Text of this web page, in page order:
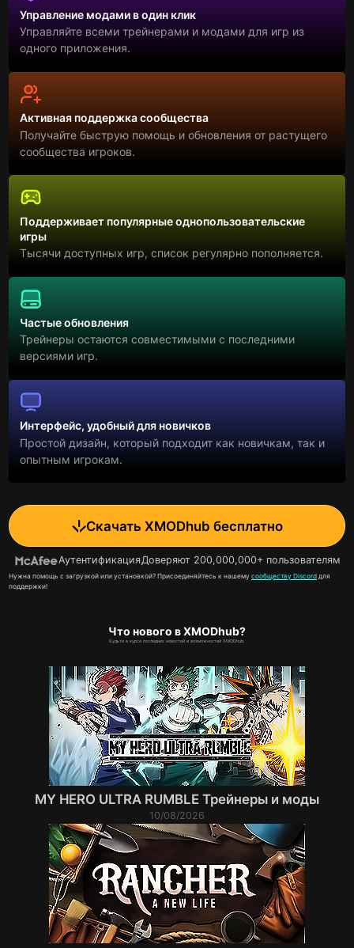
Управление модами в один клик
Управляйте всеми трейнерами и модами для игр из
одного приложения.
Активная поддержка сообщества
Получайте быструю помощь и обновления от растущего
сообщества игроков.
Поддерживает популярные однопользовательские
игры
Тысячи доступных игр, список регулярно пополняется.
Частые обновления
Трейнеры остаются совместимыми с последними
версиями игр.
Интерфейс, удобный для новичков
Простой дизайн, который подходит как новичкам, так и
опытным игрокам.
Скачать XMODhub бесплатно
АутентификацияДоверяют 200,000,000+ пользователям
Нужна помощь с загрузкой или установкой? Присоединяйтесь к нашемусообществу Discord для
поддержки!
Что нового в XMODhub?
Будьте в курсе последних новостей и возможностей XMODhub.
MY HERO ULTRA RUMBLE Трейнеры и моды
10/08/2026